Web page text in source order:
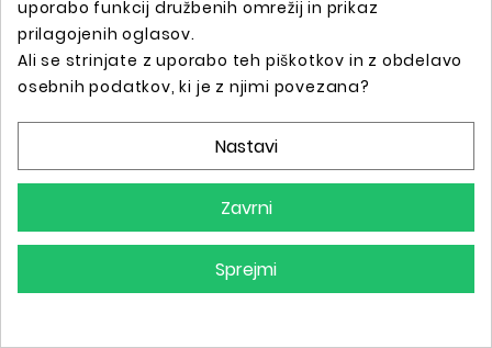
KSI SOFT GREYWASH 180ML
30,80 €
uporabo funkcij družbenih omrežij in prikaz
prilagojenih oglasov.
Ali se strinjate z uporabo teh piškotkov in z obdelavo
osebnih podatkov, ki je z njimi povezana?
Nastavi
Zavrni
Sprejmi